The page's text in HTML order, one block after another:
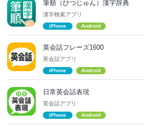
筆順（ひつじゅん）漢字辞典
漢字検索アプリ
iPhone Android
英会話フレーズ1600
英会話アプリ
iPhone Android
日常英会話表現
英会話アプリ
iPhone Android